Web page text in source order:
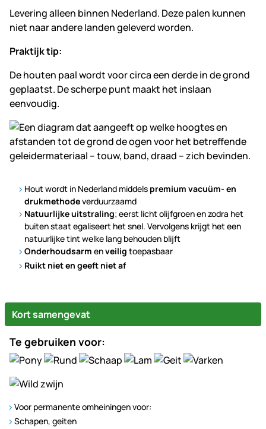
Levering alleen binnen Nederland. Deze palen kunnen
niet naar andere landen geleverd worden.
Praktijk tip:
De houten paal wordt voor circa een derde in de grond
geplaatst. De scherpe punt maakt het inslaan
eenvoudig.
Hout wordt in Nederland middels premium vacuüm- en
drukmethodeverduurzaamd
Natuurlijke uitstraling; eerst licht olijfgroen en zodra het
buiten staat egaliseert het snel. Vervolgens krijgt het een
natuurlijke tint welke lang behouden blijft
Onderhoudsarm enveilig toepasbaar
Ruikt niet en geeft niet af
Kort samengevat
Te gebruiken voor:
Voor permanente omheiningen voor:
Schapen, geiten